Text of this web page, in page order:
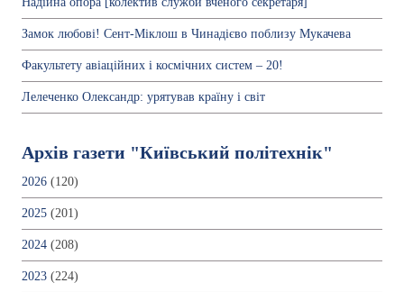
Замок любові! Сент-Міклош в Чинадієво поблизу Мукачева
Факультету авіаційних і космічних систем – 20!
Лелеченко Олександр: урятував країну і світ
Архів газети "Київський політехнік"
2026 (120)
2025 (201)
2024 (208)
2023 (224)